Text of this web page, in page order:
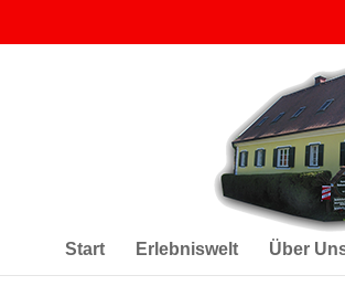
Start Erlebniswelt Über